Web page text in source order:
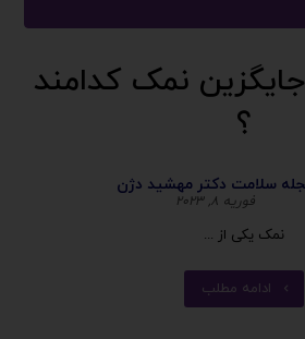
نمک کدامند
؟
سلامت دکتر مهشید دژن
فوریه ۸, ۲۰۲۳
نمک یکی از ...
ادامه مطلب